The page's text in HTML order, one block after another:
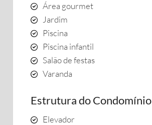
Área gourmet
Jardim
Piscina
Piscina infantil
Salão de festas
Varanda
Estrutura do Condomínio
Elevador